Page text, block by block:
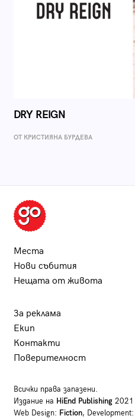
DRY REIGN
ОТ КРИСТИЯНА БУРДЕВА
Места
Нови събития
Нещата от живота
За реклама
Екип
Контакти
Поверителност
Всички права запазени.
Издание на HiEnd Publishing2021
Web Design: Fiction, Development: